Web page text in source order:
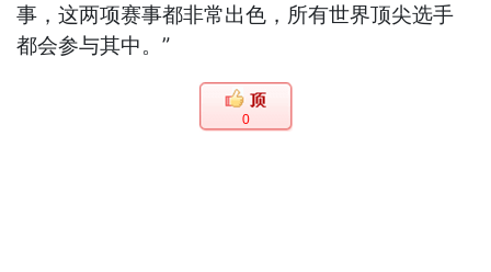
事，这两项赛事都非常出色，所有世界顶尖选手
都会参与其中。”
0